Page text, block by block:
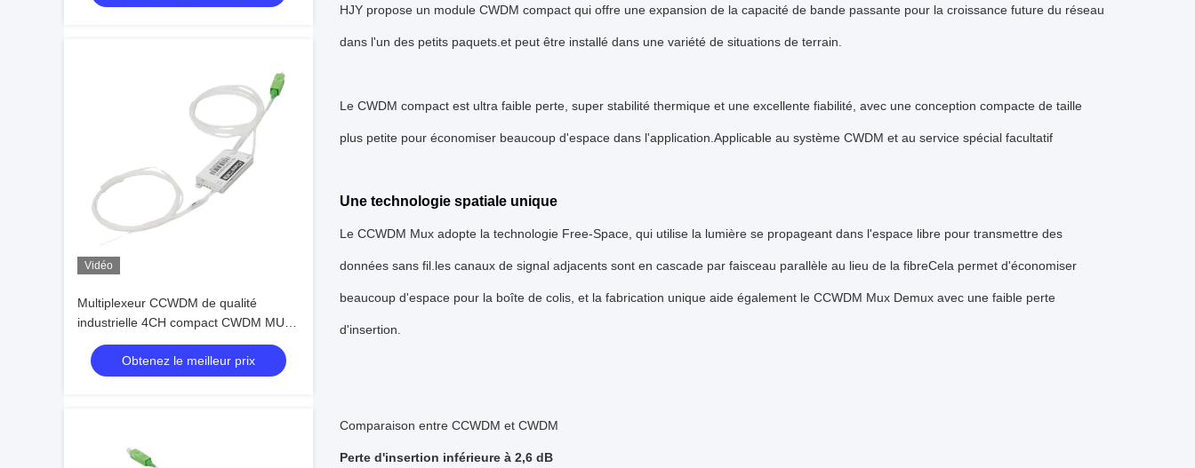
Vidéo
Multiplexeur CCWDM de qualité
industrielle 4CH compact CWDM MUX,
haute fiabilité pour les liaisons en fibre
optique
Obtenez le meilleur prix
HJY propose un module CWDM compact qui offre une expansion de la capacité de bande passante pour la croissance future du réseau
dans l'un des petits paquets.et peut être installé dans une variété de situations de terrain.
Le CWDM compact est ultra faible perte, super stabilité thermique et une excellente fiabilité, avec une conception compacte de taille
plus petite pour économiser beaucoup d'espace dans l'application.Applicable au système CWDM et au service spécial facultatif
Une technologie spatiale unique
Le CCWDM Mux adopte la technologie Free-Space, qui utilise la lumière se propageant dans l'espace libre pour transmettre des
données sans fil.les canaux de signal adjacents sont en cascade par faisceau parallèle au lieu de la fibreCela permet d'économiser
beaucoup d'espace pour la boîte de colis, et la fabrication unique aide également le CCWDM Mux Demux avec une faible perte
d'insertion.
Comparaison entre CCWDM et CWDM
Perte d'insertion inférieure à 2,6 dB